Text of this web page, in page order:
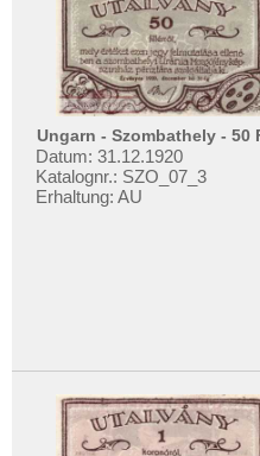
Ungarn - Szombathely - 50
Datum: 31.12.1920
Katalognr.: SZO_07_3
Erhaltung: AU